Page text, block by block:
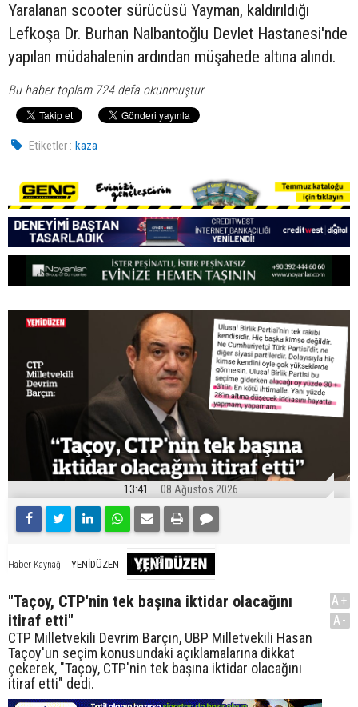
Yaralanan scooter sürücüsü Yayman, kaldırıldığı
Lefkoşa Dr. Burhan Nalbantoğlu Devlet Hastanesi'nde
yapılan müdahalenin ardından müşahede altına alındı.
Bu haber toplam 724 defa okunmuştur
Etiketler : kaza
13:41 08 Ağustos 2026
Haber Kaynağı YENİDÜZEN
"Taçoy, CTP'nin tek başına iktidar olacağını
itiraf etti"
CTP Milletvekili Devrim Barçın, UBP Milletvekili Hasan
Taçoy'un seçim konusundaki açıklamalarına dikkat
çekerek, "Taçoy, CTP'nin tek başına iktidar olacağını
itiraf etti" dedi.
A+
A-